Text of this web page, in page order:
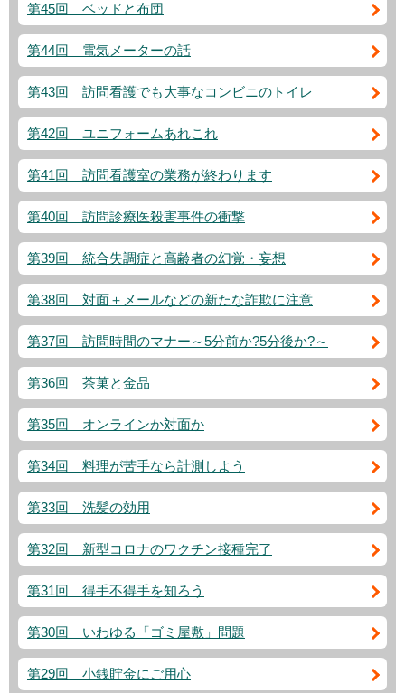
第45回 ベッドと布団
第44回 電気メーターの話
第43回 訪問看護でも大事なコンビニのトイレ
第42回 ユニフォームあれこれ
第41回 訪問看護室の業務が終わります
第40回 訪問診療医殺害事件の衝撃
第39回 統合失調症と高齢者の幻覚・妄想
第38回 対面＋メールなどの新たな詐欺に注意
第37回 訪問時間のマナー～5分前か?5分後か?～
第36回 茶菓と金品
第35回 オンラインか対面か
第34回 料理が苦手なら計測しよう
第33回 洗髪の効用
第32回 新型コロナのワクチン接種完了
第31回 得手不得手を知ろう
第30回 いわゆる「ゴミ屋敷」問題
第29回 小銭貯金にご用心